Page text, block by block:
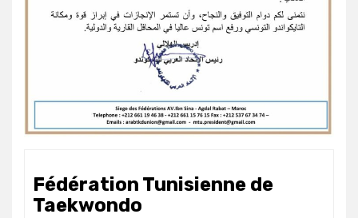
Fédération Tunisienne de
Taekwondo